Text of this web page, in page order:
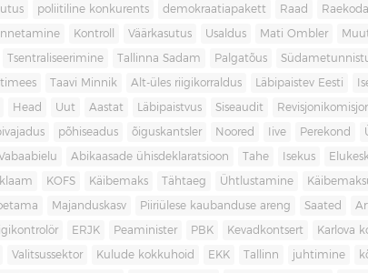
poliitiline konkurents demokraatiapakett Raad Raekoda
Kontroll Väärkasutus Usaldus Mati Ombler
Tsentraliseerimine Tallinna Sadam Palgatõus
Taavi Minnik Alt-üles riigikorraldus Läbipaistev Eesti
Head Uut Aastat Läbipaistvus Siseaudit
põhiseadus õiguskantsler Noored Iive Perekond
Abikaasade ühisdeklaratsioon Tahe Isekus
KOFS Käibemaks Tähtaeg Ühtlustamine
Majanduskasv Piiriülese kaubanduse areng Saated
ERJK Peaminister PBK Kevadkontsert Karlova
Valitsussektor Kulude kokkuhoid EKK Tallinn juhtimine